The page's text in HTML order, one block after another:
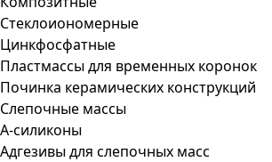
Стеклоиономерные
Цинкфосфатные
Пластмассы для временных коронок
Починка керамических конструкций
Слепочные массы
А-силиконы
Адгезивы для слепочных масс